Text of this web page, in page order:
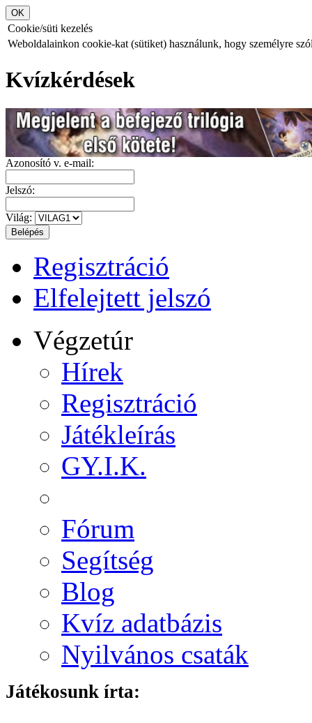
Cookie/süti kezelés
Weboldalainkon cookie-kat (sütiket) használunk, hogy személyre
Kvízkérdések
Azonosító v. e-mail:
Jelszó:
Világ:
Regisztráció
Elfelejtett jelszó
Végzetúr
Hírek
Regisztráció
Játékleírás
GY.I.K.
Fórum
Segítség
Blog
Kvíz adatbázis
Nyilvános csaták
Játékosunk írta: